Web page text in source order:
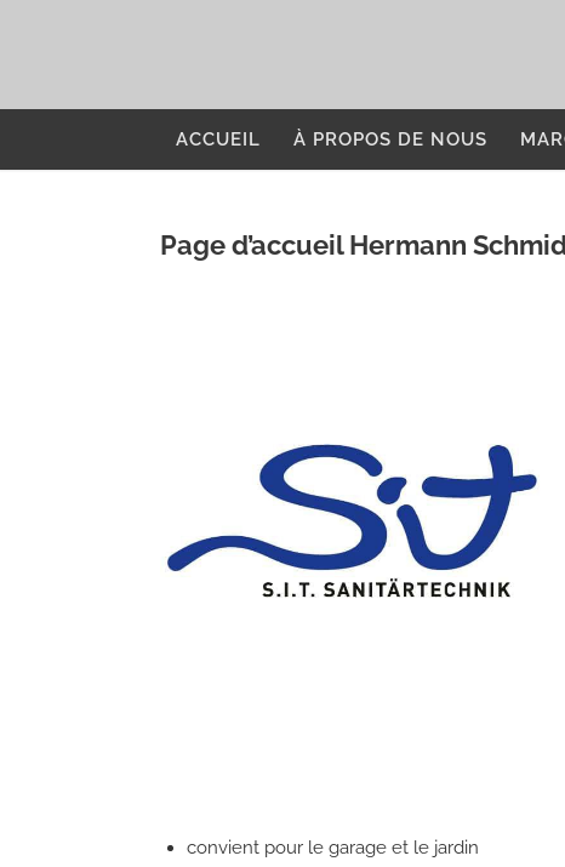
ACCUEIL À PROPOS DE NOUS
Page d’accueil Hermann
convient pour le garage et le jardin